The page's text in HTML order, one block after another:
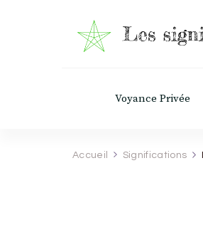
Voyance Privée
Accueil Significations